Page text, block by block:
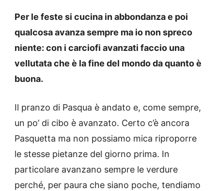
Per le feste si cucina in abbondanza e poi
qualcosa avanza sempre ma io non spreco
niente: con i carciofi avanzati faccio una
vellutata che è la fine del mondo da quanto è
buona.
Il pranzo di Pasqua è andato e, come sempre,
un po’ di cibo è avanzato. Certo c’è ancora
Pasquetta ma non possiamo mica riproporre
le stesse pietanze del giorno prima. In
particolare avanzano sempre le verdure
perché, per paura che siano poche, tendiamo